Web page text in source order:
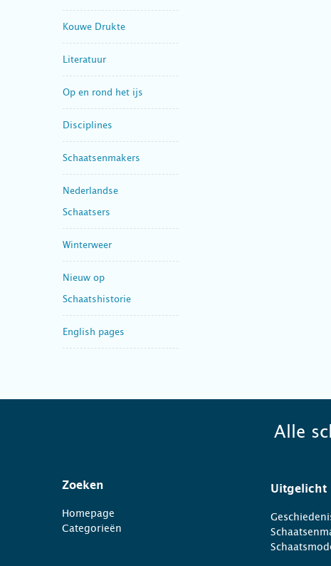
Kouwe Drukte
Literatuur
Op en rond het ijs
Disciplines
Schaatsenmakers
Nederlandse
Schaatsers
Winterweer
Nieuw op
Schaatshistorie
English pages
Alle
Zoeken
Homepage
Categorieën
Uitgelicht